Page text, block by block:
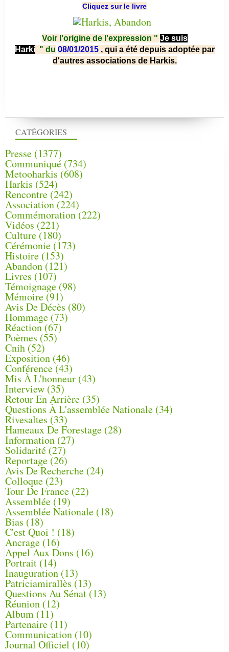
CATÉGORIES
Presse (1377)
Communiqué (734)
Metooharkis (608)
Harkis (524)
Rencontre (242)
Association (224)
Commémoration(222)
Vidéos (221)
Culture(180)
Cérémonie (173)
Histoire (153)
Abandon(121)
Livres (107)
Témoignage (98)
Mémoire (91)
Avis De Décès (80)
Hommage (73)
Réaction(67)
Poèmes (55)
Cnih (52)
Exposition (46)
Conférence(43)
Mis À L'honneur (43)
Interview (35)
Retour En Arrière (35)
Questions À L'assemblée Nationale (34)
Rivesaltes (33)
Hameaux De Forestage (28)
Information (27)
Solidarité (27)
Reportage(26)
Avis De Recherche (24)
Colloque (23)
Tour De France (22)
Assemblée (19)
Assemblée Nationale (18)
Bias (18)
C'est Quoi ! (18)
Ancrage (16)
Appel Aux Dons (16)
Portrait (14)
Inauguration (13)
Patriciamirallès (13)
Questions Au Sénat(13)
Réunion (12)
Album (11)
Partenaire(11)
Communication (10)
Journal Officiel (10)
Cliquez sur le livre
Voir l'origine de l'expression " Je suis
Harki " du 08/01/2015 , qui a été depuis adoptée par
d'autres associations de Harkis.